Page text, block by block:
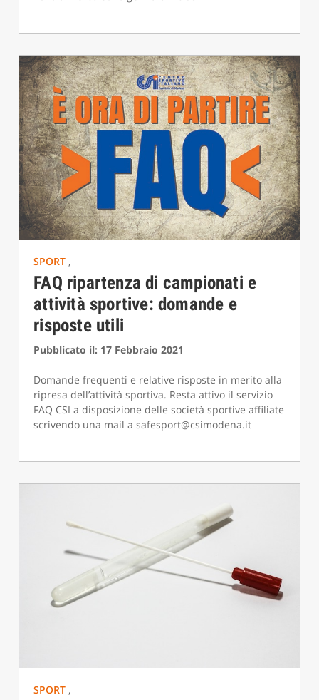
SPORT ,
FAQ ripartenza di campionati e
attività sportive: domande e
risposte utili
Pubblicato il: 17 Febbraio 2021
Domande frequenti e relative risposte in merito alla
ripresa dell’attività sportiva. Resta attivo il servizio
FAQ CSI a disposizione delle società sportive affiliate
scrivendo una mail a safesport@csimodena.it
SPORT ,